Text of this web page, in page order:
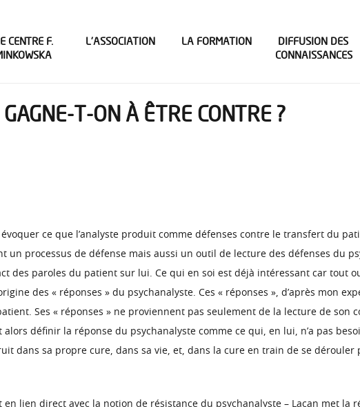
CENTRE F.
L’ASSOCIATION LA FORMATION
DIFFUSION DES
CONNAISSANCES
T-ON À ÊTRE CONTRE ?
ce que l’analyste produit comme défenses contre le transfert du
un processus de défense mais aussi un outil de lecture des défenses du
des paroles du patient sur lui. Ce qui en soi est déjà intéressant car tout
des « réponses » du psychanalyste. Ces « réponses », d’après mon
Ses « réponses » ne proviennent pas seulement de la lecture de son
définir la réponse du psychanalyste comme ce qui, en lui, n’a pas
dans sa propre cure, dans sa vie, et, dans la cure en train de se dérouler
lien direct avec la notion de résistance du psychanalyste – Lacan met la